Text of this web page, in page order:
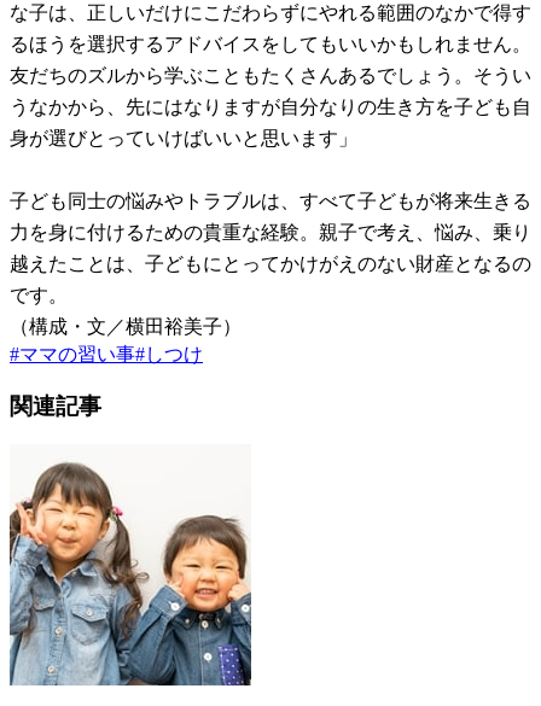
な子は、正しいだけにこだわらずにやれる範囲のなかで得す
るほうを選択するアドバイスをしてもいいかもしれません。
友だちのズルから学ぶこともたくさんあるでしょう。そうい
うなかから、先にはなりますが自分なりの生き方を子ども自
身が選びとっていけばいいと思います」
子ども同士の悩みやトラブルは、すべて子どもが将来生きる
力を身に付けるための貴重な経験。親子で考え、悩み、乗り
越えたことは、子どもにとってかけがえのない財産となるの
です。
（構成・文／横田裕美子）
#ママの習い事#しつけ
関連記事